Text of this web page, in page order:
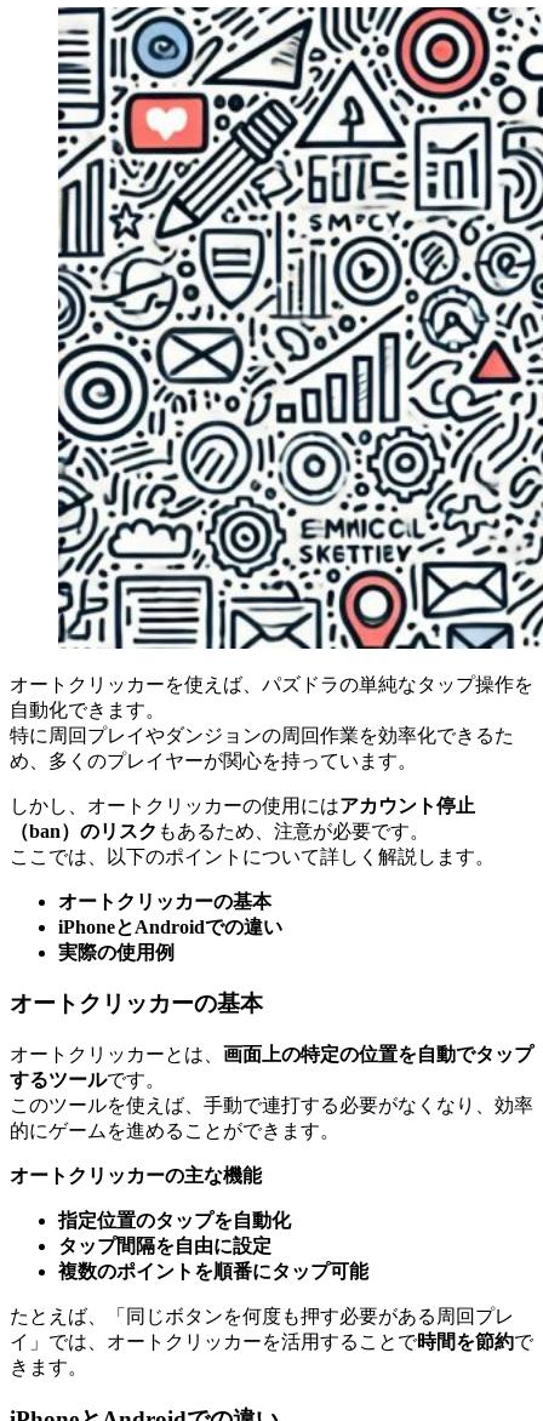
オートクリッカーを使えば、パズドラの単純なタップ操作を
自動化できます。
特に周回プレイやダンジョンの周回作業を効率化できるた
め、多くのプレイヤーが関心を持っています。
しかし、オートクリッカーの使用にはアカウント停止
（ban）のリスク もあるため、注意が必要です。
ここでは、以下のポイントについて詳しく解説します。
オートクリッカーの基本
iPhoneとAndroidでの違い
実際の使用例
オートクリッカーの基本
オートクリッカーとは、 画面上の特定の位置を自動でタップ
するツールです。
このツールを使えば、手動で連打する必要がなくなり、効率
的にゲームを進めることができます。
オートクリッカーの主な機能
指定位置のタップを自動化
タップ間隔を自由に設定
複数のポイントを順番にタップ可能
たとえば、「同じボタンを何度も押す必要がある周回プレ
イ」では、オートクリッカーを活用することで時間を節約で
きます。